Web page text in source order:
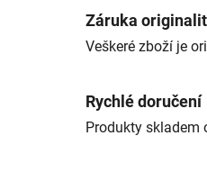
Záruka
Veškeré zboží je
Rychlé doručení
Produkty skladem